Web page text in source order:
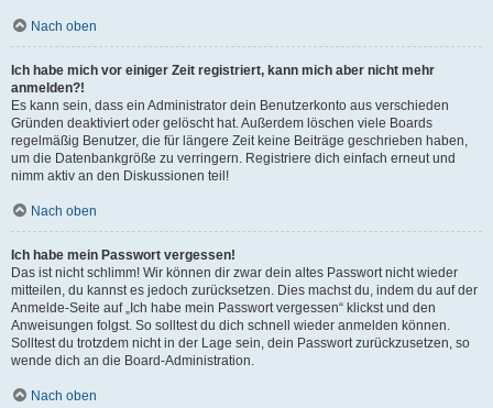
Nach oben
Ich habe mich vor einiger Zeit registriert, kann mich aber nicht mehr
anmelden?!
Es kann sein, dass ein Administrator dein Benutzerkonto aus verschieden
Gründen deaktiviert oder gelöscht hat. Außerdem löschen viele Boards
regelmäßig Benutzer, die für längere Zeit keine Beiträge geschrieben haben,
um die Datenbankgröße zu verringern. Registriere dich einfach erneut und
nimm aktiv an den Diskussionen teil!
Nach oben
Ich habe mein Passwort vergessen!
Das ist nicht schlimm! Wir können dir zwar dein altes Passwort nicht wieder
mitteilen, du kannst es jedoch zurücksetzen. Dies machst du, indem du auf der
Anmelde-Seite auf „Ich habe mein Passwort vergessen“ klickst und den
Anweisungen folgst. So solltest du dich schnell wieder anmelden können.
Solltest du trotzdem nicht in der Lage sein, dein Passwort zurückzusetzen, so
wende dich an die Board-Administration.
Nach oben